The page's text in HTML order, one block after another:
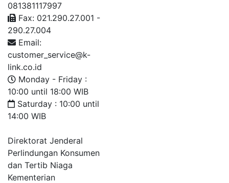
081381117997
Fax: 021.290.27.001 -
290.27.004
Email:
customer_service@k-
link.co.id
Monday - Friday :
10:00 until 18:00 WIB
Saturday : 10:00 until
14:00 WIB
Direktorat Jenderal
Perlindungan Konsumen
dan Tertib Niaga
Kementerian